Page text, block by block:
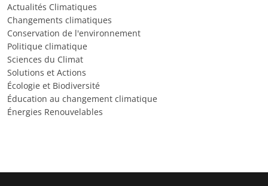
Actualités Climatiques
Changements climatiques
Conservation de l'environnement
Politique climatique
Sciences du Climat
Solutions et Actions
Écologie et Biodiversité
Éducation au changement climatique
Énergies Renouvelables